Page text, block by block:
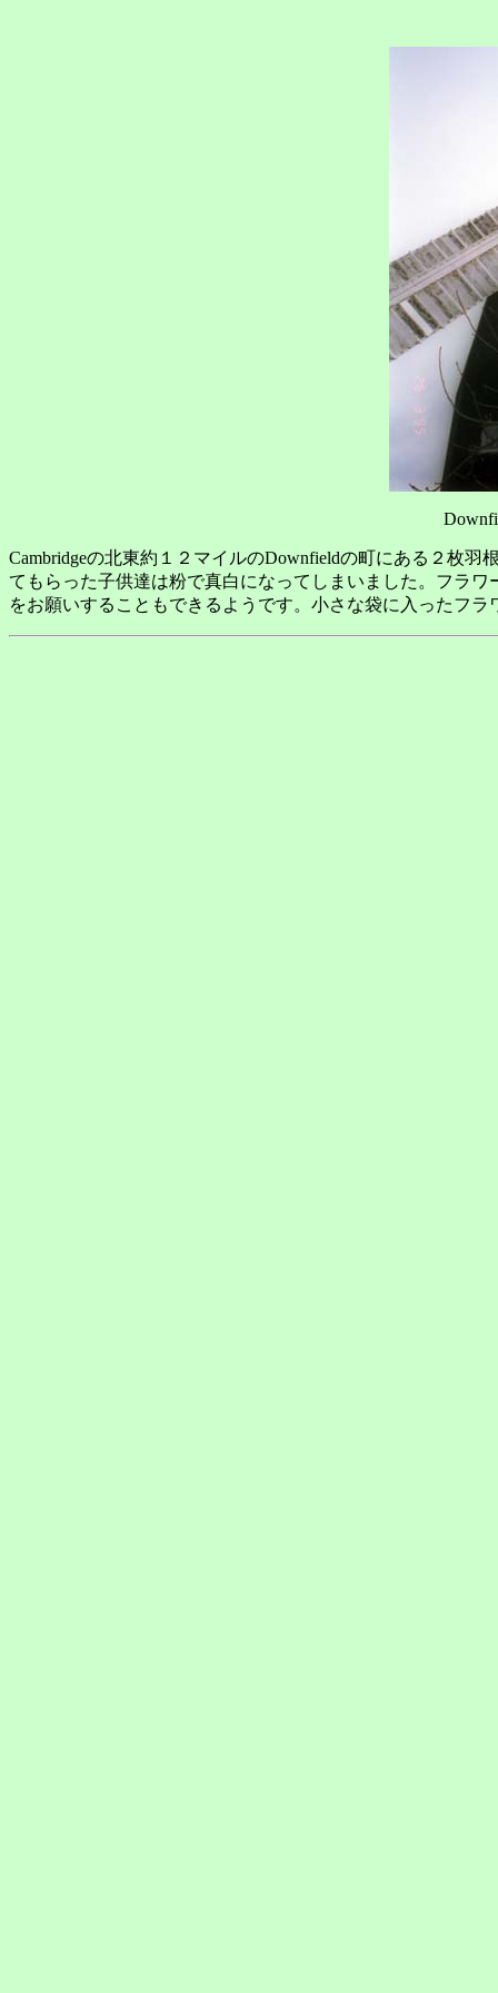
Cambridgeの北東約１２マイルのDownfieldの町にある２枚
てもらった子供達は粉で真白になってしまいました。フラ
をお願いすることもできるようです。小さな袋に入ったフ